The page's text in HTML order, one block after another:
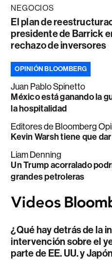
NEGOCIOS
El plan de
presidente de Barrick
rechazo de inversores
OPINIÓN BLOOMBERG
Juan Pablo Spinetto
México está ganando la
la hospitalidad
Editores de Bloomberg
Kevin Warsh tiene que
Liam Denning
Un Trump acorralado
grandes petroleras
¿Qué hay detrás de la
intervención sobre el
parte de EE. UU. y